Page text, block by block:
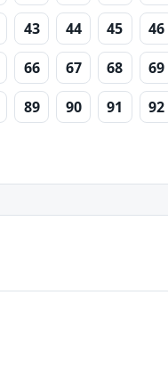
43 44 45
46
66 67 68
69
89 90 91
92